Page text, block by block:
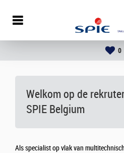
0
Welkom op de
SPIE Belgium
Als specialist op vlak van